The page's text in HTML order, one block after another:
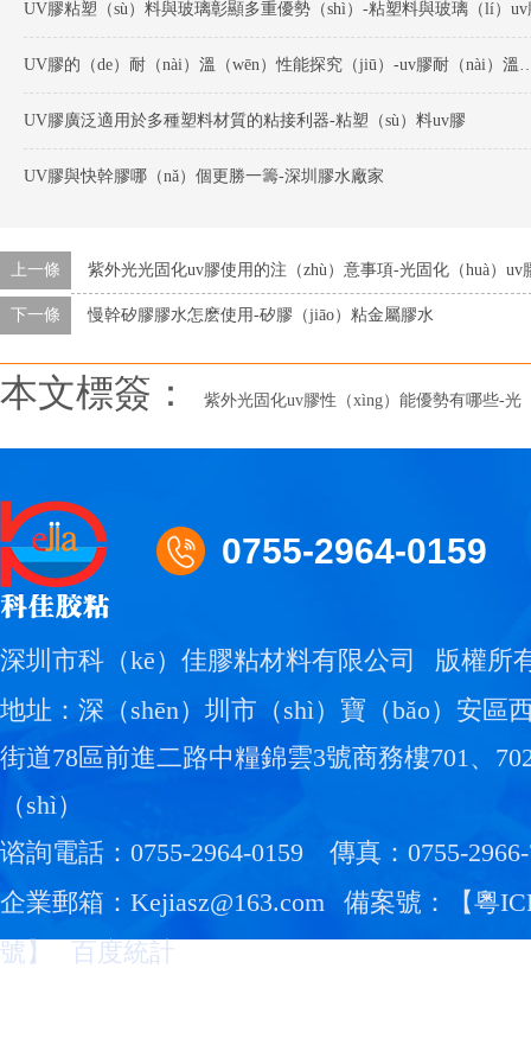
UV膠粘塑（sù）料與玻璃彰顯多重優勢（shì）-粘塑料與玻璃（lí）uv
UV膠的（de）耐（nài）溫（wēn）性
UV膠廣泛適用於多種塑料材質的粘接利器-粘塑（sù）料uv膠
UV膠與快幹膠哪（nǎ）個更勝一籌-深圳膠水廠家
上一條 紫外光光固化uv膠使用的注（zhù）意事項-光固化（huà）uv
下一條 慢幹矽膠膠水怎麽使用-矽膠（jiāo）粘金屬膠水
本文標簽： 紫外光固化uv膠性（xìng）能優勢有哪些-光
0755-2964-0159
深圳市科（kē）佳膠粘材料有限公司
版權所
地址：深（shēn）圳市（shì）寶（bǎo）安區
街道78區前進二路中糧錦雲3號商務樓701、
（shì）
谘詢電話：0755-2964-0159
傳真：0755-
企業郵箱：Kejiasz@163.com
備案號：【粵
號 】 百度統計